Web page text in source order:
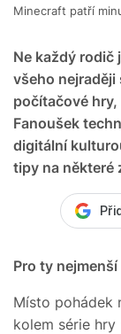
Ne každý rodič
všeho nejraději
počítačové
Fanoušek
digitální
tipy na některé
Minecraft patří
Pro ty nejmenší
Místo pohádek
kolem série hry